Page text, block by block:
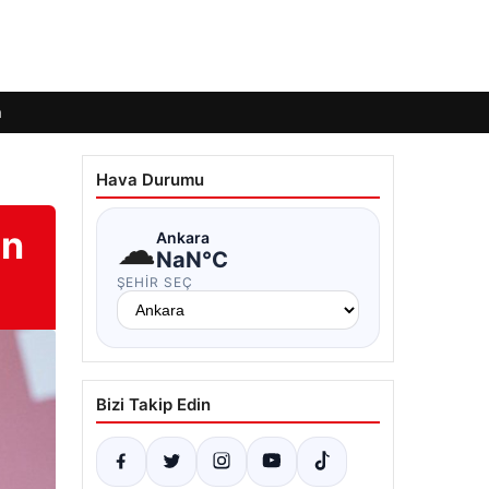
Hava Durumu
☁Ankara
NaN°C
ŞEHIR SEÇ
Bizi Takip Edin